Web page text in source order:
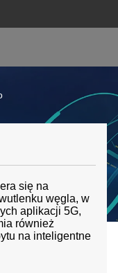
się na
węgla, w
aplikacji 5G,
również
na inteligentne